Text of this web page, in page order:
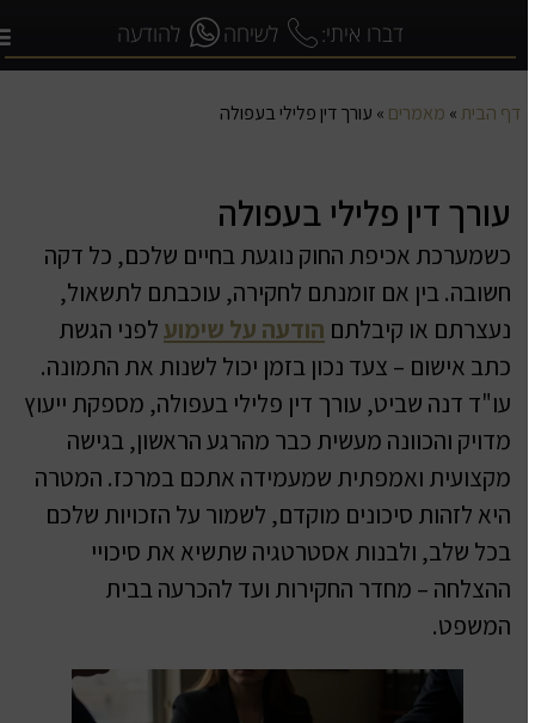
דברו איתי: לשיחה להודעה
דף הבית»מאמרים»עורך דין פלילי בעפולה
עורך דין פלילי בעפולה
כשמערכת אכיפת החוק נוגעת בחיים שלכם, כל דקה
חשובה. בין אם זומנתם לחקירה, עוכבתם לתשאול,
נעצרתם או קיבלתם הודעה על שימועלפני הגשת
כתב אישום – צעד נכון בזמן יכול לשנות את התמונה.
עו"ד דנה שביט, עורך דין פלילי בעפולה, מספקת ייעוץ
מדויק והכוונה מעשית כבר מהרגע הראשון, בגישה
מקצועית ואמפתית שמעמידה אתכם במרכז. המטרה
היא לזהות סיכונים מוקדם, לשמור על הזכויות שלכם
בכל שלב, ולבנות אסטרטגיה שתשיא את סיכויי
ההצלחה – מחדר החקירות ועד להכרעה בבית
המשפט.